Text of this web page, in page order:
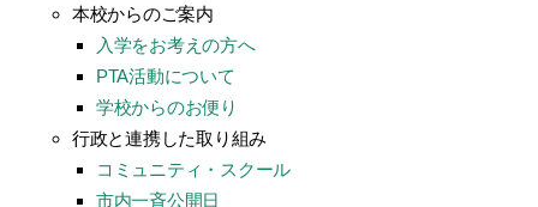
本校からのご案内
入学をお考えの方へ
PTA活動について
学校からのお便り
行政と連携した取り組み
コミュニティ・スクール
市内一斉公開日